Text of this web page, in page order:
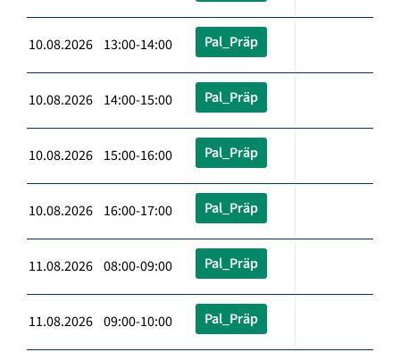
10.08.2026 13:00-14:00 Pal_Präp
10.08.2026 14:00-15:00 Pal_Präp
10.08.2026 15:00-16:00 Pal_Präp
10.08.2026 16:00-17:00 Pal_Präp
11.08.2026 08:00-09:00 Pal_Präp
11.08.2026 09:00-10:00 Pal_Präp